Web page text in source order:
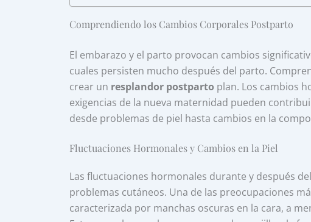
Comprendiendo los Cambios Corporales Postparto
El embarazo y el parto provocan cambios
cuales persisten mucho después del parto.
crear un resplandor postparto plan. Los cambios
exigencias de la nueva maternidad pueden
desde problemas de piel hasta cambios en la
Fluctuaciones Hormonales y Cambios en la Piel
Las fluctuaciones hormonales durante y después
problemas cutáneos. Una de las preocupaciones
caracterizada por manchas oscuras en la cara, a